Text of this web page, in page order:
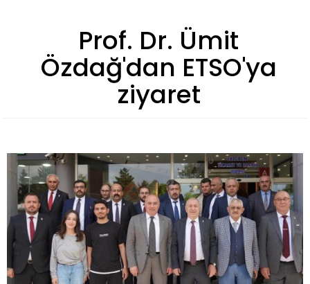
Prof. Dr. Ümit
Özdağ'dan ETSO'ya
ziyaret